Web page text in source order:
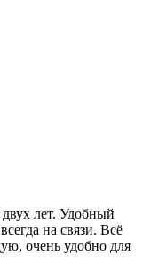
лет. Удобный
на связи. Всё
очень удобно для